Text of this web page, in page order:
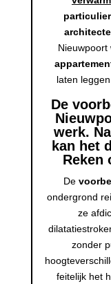
laten
De
werk.
kan het
Reken
De
ondergrond
ze
zonder
feitelijk het